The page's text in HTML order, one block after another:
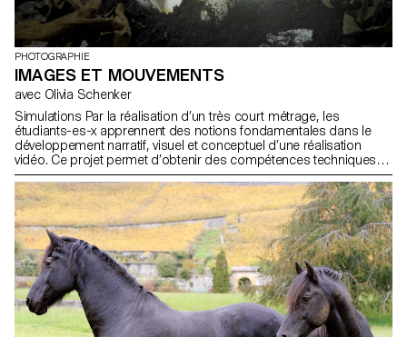
PHOTOGRAPHIE
IMAGES ET MOUVEMENTS
avec Olivia Schenker
Simulations Par la réalisation d’un très court métrage, les
étudiants-es-x apprennent des notions fondamentales dans le
développement narratif, visuel et conceptuel d’une réalisation
vidéo. Ce projet permet d’obtenir des compétences techniques
essentielles relatives au tournage, à l’éclairage, au mouvement
caméra, à la prise de son, au montage et à la post-production.